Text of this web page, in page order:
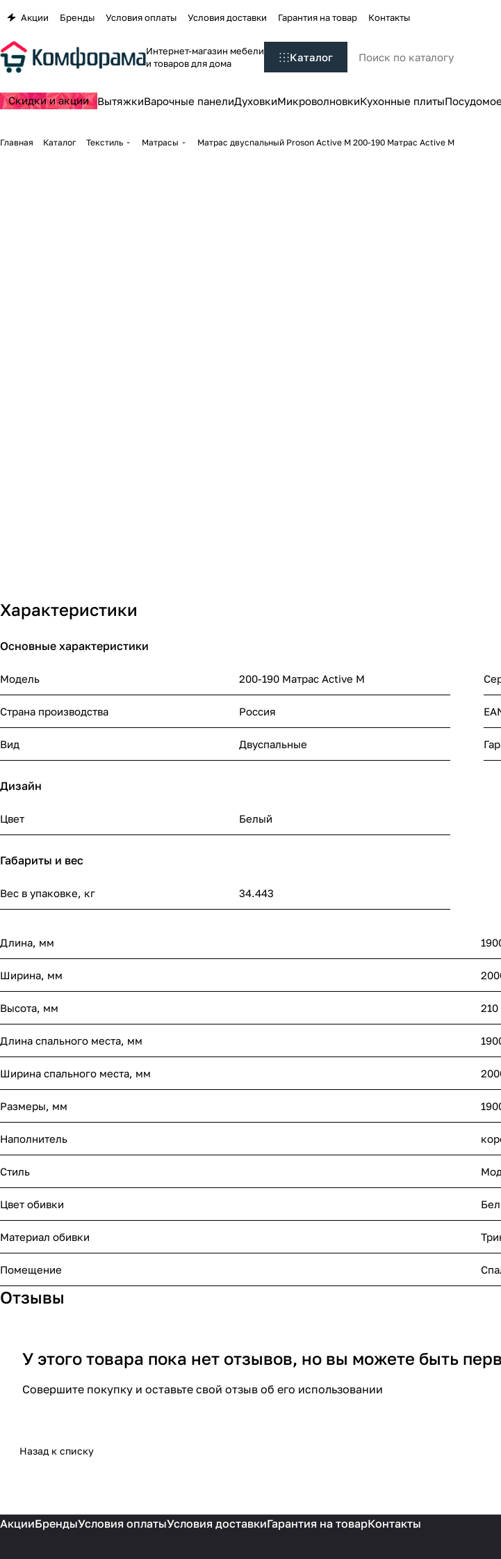
Акции Бренды Условия оплаты Условия доставки Гарантия на товар Контакты
Интернет-магазин мебели
и товаров для дома
Каталог
Скидки и акции ВытяжкиВарочные панелиДуховкиМикроволновкиКухонные плиты
Главная Каталог Текстиль Матрасы Матрас двуспальный Proson Active M 200-190 Матрас Active M
Характеристики
Основные характеристики
Модель 200-190 Матрас Active M
Страна производства Россия
Вид Двуспальные
Дизайн
Цвет Белый
Габариты и вес
Вес в упаковке, кг 34.443
Длина, мм
Ширина, мм
Высота, мм 210
Длина спального места, мм
Ширина спального места, мм
Размеры, мм
Наполнитель
Стиль
Цвет обивки
Материал обивки
Помещение
Отзывы
У этого товара пока нет отзывов, но вы можете быть
Совершите покупку и оставьте свой отзыв об его использовании
Назад к списку
АкцииБрендыУсловия оплатыУсловия доставкиГарантия на товарКонтакты